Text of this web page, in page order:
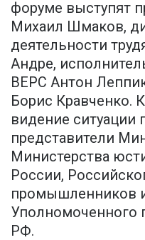
форуме выступят
Михаил Шмаков,
деятельности
Андре,
ВЕРС Антон
Борис Кравченко.
видение ситуации
представители
Министерства
России,
промышленников
Уполномоченного
РФ.